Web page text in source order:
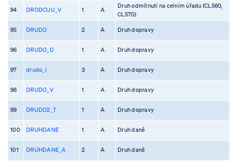
94 DRODCUU_V 1 A
Druh odmítnutí na celním úřadu (CL560,
CL570)
95 DRUDO 2 A Druh dopravy
96 DRUDO_D 1 A Druh dopravy
97 drudo_i 3 A Druh dopravy
98 DRUDO_V 1 A Druh dopravy
99 DRUDO2_T 1 A Druh dopravy
100 DRUHDANE 1 A Druh daně
101 DRUHDANE_A 2 A Druh daně